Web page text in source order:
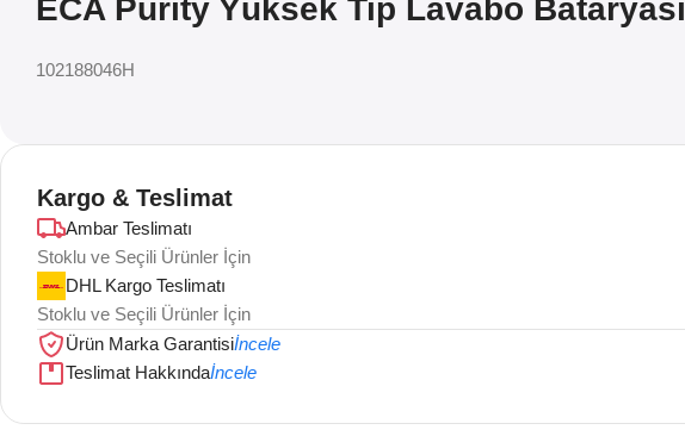
ECA Purity Yüksek Tip Lavabo Bataryası
102188046H
Kargo & Teslimat
Ambar Teslimatı
Stoklu ve Seçili Ürünler İçin
DHL Kargo Teslimatı
Stoklu ve Seçili Ürünler İçin
Ürün Marka Garantisiİncele
Teslimat Hakkındaİncele